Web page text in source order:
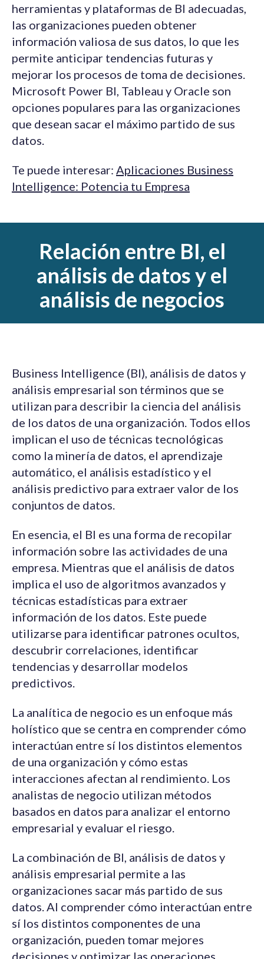
herramientas y plataformas de BI adecuadas,
las organizaciones pueden obtener
información valiosa de sus datos, lo que les
permite anticipar tendencias futuras y
mejorar los procesos de toma de decisiones.
Microsoft Power BI, Tableau y Oracle son
opciones populares para las organizaciones
que desean sacar el máximo partido de sus
datos.
Te puede interesar: Aplicaciones Business
Intelligence: Potencia tu Empresa
Relación entre BI, el
análisis de datos y el
análisis de negocios
Business Intelligence (BI), análisis de datos y
análisis empresarial son términos que se
utilizan para describir la ciencia del análisis
de los datos de una organización. Todos ellos
implican el uso de técnicas tecnológicas
como la minería de datos, el aprendizaje
automático, el análisis estadístico y el
análisis predictivo para extraer valor de los
conjuntos de datos.
En esencia, el BI es una forma de recopilar
información sobre las actividades de una
empresa. Mientras que el análisis de datos
implica el uso de algoritmos avanzados y
técnicas estadísticas para extraer
información de los datos. Este puede
utilizarse para identificar patrones ocultos,
descubrir correlaciones, identificar
tendencias y desarrollar modelos
predictivos.
La analítica de negocio es un enfoque más
holístico que se centra en comprender cómo
interactúan entre sí los distintos elementos
de una organización y cómo estas
interacciones afectan al rendimiento. Los
analistas de negocio utilizan métodos
basados en datos para analizar el entorno
empresarial y evaluar el riesgo.
La combinación de BI, análisis de datos y
análisis empresarial permite a las
organizaciones sacar más partido de sus
datos. Al comprender cómo interactúan entre
sí los distintos componentes de una
organización, pueden tomar mejores
decisiones y optimizar las operaciones.